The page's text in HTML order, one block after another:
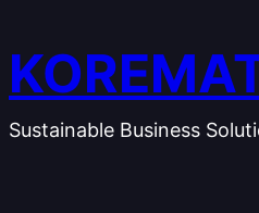
al
contenuto
Sustainable Business